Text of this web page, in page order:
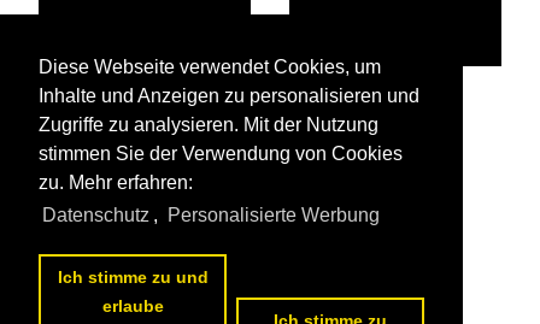
Vagnar
Alla foton frånUngern
Diese Webseite verwendet Cookies, um
Inhalte und Anzeigen zu personalisieren und
Zugriffe zu analysieren. Mit der Nutzung
stimmen Sie der Verwendung von Cookies
zu. Mehr erfahren:
Datenschutz , Personalisierte Werbung
Ich stimme zu und
erlaube